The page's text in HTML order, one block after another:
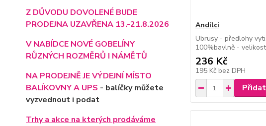
Z DŮVODU DOVOLENÉ BUDE
PRODEJNA UZAVŘENA 13.-21.8.2026
V NABÍDCE NOVÉ GOBELÍNY
RŮZNÝCH ROZMĚRŮ I NÁMĚTŮ
NA PRODEJNĚ JE VÝDEJNÍ MÍSTO
BALÍKOVNY A UPS - balíčky můžete
vyzvednout i podat
Trhy a akce na kterých prodáváme
Andílci
Ubrusy - předlohy
100%bavlně -
236 Kč
195 Kč bez DPH